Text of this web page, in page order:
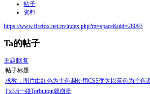
帖子
资料
https://www.firefox.net.cn/index.php?m=space&uid=28093
Ta的帖子
主题 回复
帖子标题
求教：图片由红色为主色调使用CSS变为以蓝色为主色
Fx3.6一碰Torbutton就崩溃